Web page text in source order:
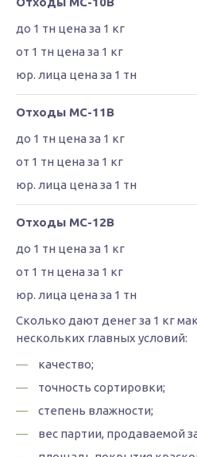
Отходы МС-11В
Отходы МС-12В
Сколько дают денег за 1 кг
нескольких главных условий:
качество;
точность сортировки;
степень влажности;
вес партии, продаваемой